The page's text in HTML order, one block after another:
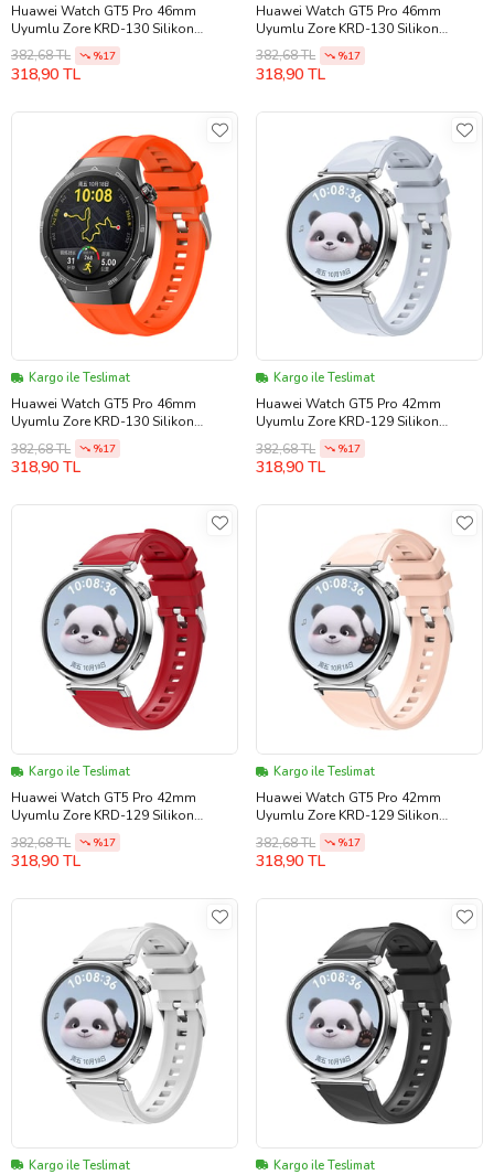
Huawei Watch GT5 Pro 46mm
Uyumlu Zore KRD-130 Silikon
Kordon Strap Kayış
382,68 TL %17
318,90 TL
Huawei Watch GT5 Pro 46mm
Uyumlu Zore KRD-130 Silikon
Kordon Strap Kayış
382,68 TL %17
318,90 TL
Kargo ile Teslimat
Huawei Watch GT5 Pro 46mm
Uyumlu Zore KRD-130 Silikon
Kordon Strap Kayış
382,68 TL %17
318,90 TL
Kargo ile Teslimat
Huawei Watch GT5 Pro 42mm
Uyumlu Zore KRD-129 Silikon
Kordon Strap Kayış
382,68 TL %17
318,90 TL
Kargo ile Teslimat
Huawei Watch GT5 Pro 42mm
Uyumlu Zore KRD-129 Silikon
Kordon Strap Kayış
382,68 TL %17
318,90 TL
Kargo ile Teslimat
Huawei Watch GT5 Pro 42mm
Uyumlu Zore KRD-129 Silikon
Kordon Strap Kayış
382,68 TL %17
318,90 TL
Kargo ile Teslimat Kargo ile Teslimat